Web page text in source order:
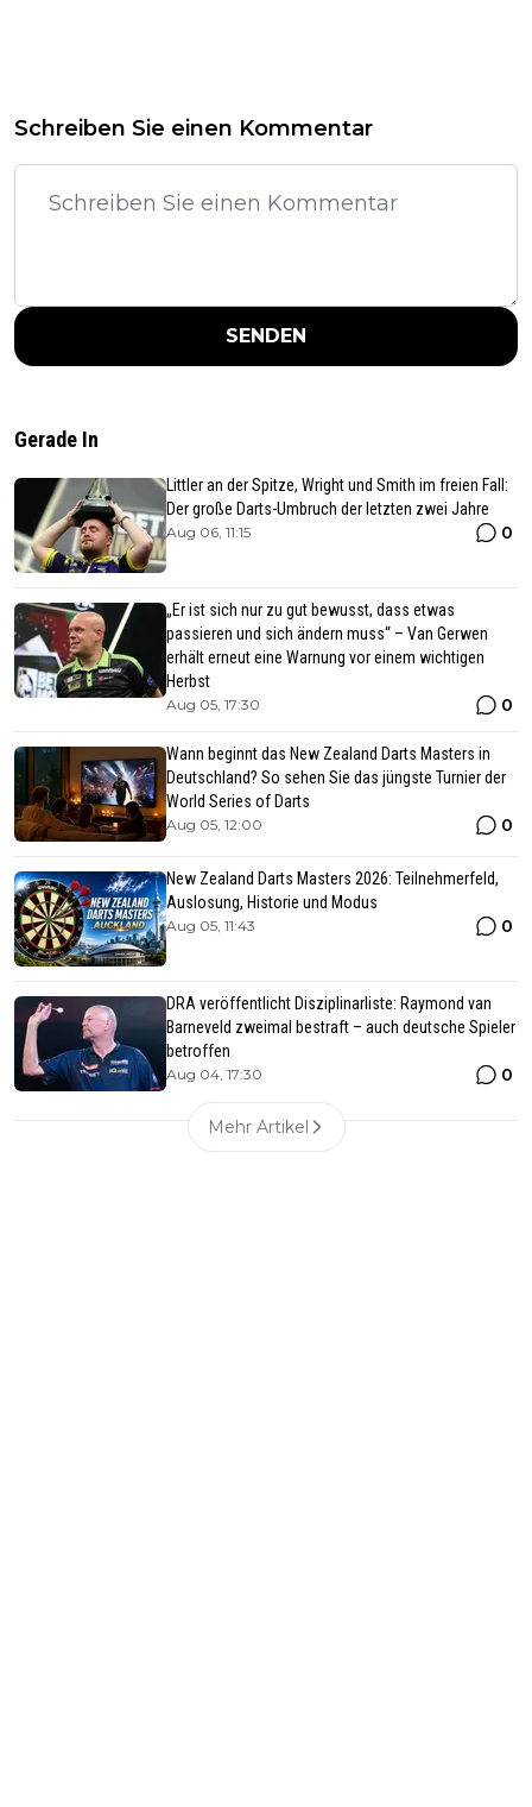
Schreiben Sie einen Kommentar
SENDEN
Gerade In
Littler an der Spitze, Wright und Smith im freien Fall:
Der große Darts-Umbruch der letzten zwei Jahre
Aug 06, 11:15 0
„Er ist sich nur zu gut bewusst, dass etwas
passieren und sich ändern muss“ – Van Gerwen
erhält erneut eine Warnung vor einem wichtigen
Herbst
Aug 05, 17:30 0
Wann beginnt das New Zealand Darts Masters in
Deutschland? So sehen Sie das jüngste Turnier der
World Series of Darts
Aug 05, 12:00 0
New Zealand Darts Masters 2026: Teilnehmerfeld,
Auslosung, Historie und Modus
Aug 05, 11:43 0
DRA veröffentlicht Disziplinarliste: Raymond van
Barneveld zweimal bestraft – auch deutsche Spieler
betroffen
Aug 04, 17:30 0
Mehr Artikel